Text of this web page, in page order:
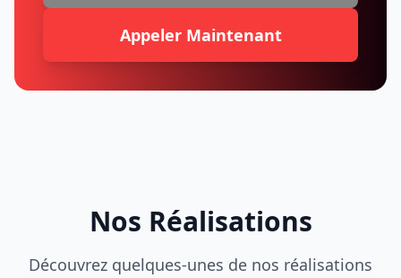
Appeler Maintenant
Nos Réalisations
Découvrez quelques-unes de nos réalisations